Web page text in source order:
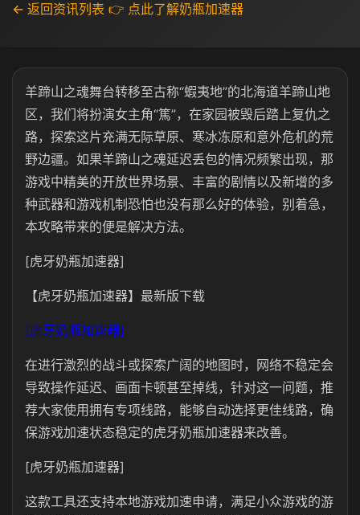
← 返回资讯列表 👉 点此了解奶瓶加速器
羊蹄山之魂舞台转移至古称“蝦夷地”的北海道羊蹄山地
区，我们将扮演女主角“篤”，在家园被毁后踏上复仇之
路，探索这片充满无际草原、寒冰冻原和意外危机的荒
野边疆。如果羊蹄山之魂延迟丢包的情况频繁出现，那
游戏中精美的开放世界场景、丰富的剧情以及新增的多
种武器和游戏机制恐怕也没有那么好的体验，别着急，
本攻略带来的便是解决方法。
[虎牙奶瓶加速器]
【虎牙奶瓶加速器】最新版下载
[虎牙奶瓶加速器]
在进行激烈的战斗或探索广阔的地图时，网络不稳定会
导致操作延迟、画面卡顿甚至掉线，针对这一问题，推
荐大家使用拥有专项线路，能够自动选择更佳线路，确
保游戏加速状态稳定的虎牙奶瓶加速器来改善。
[虎牙奶瓶加速器]
这款工具还支持本地游戏加速申请，满足小众游戏的游